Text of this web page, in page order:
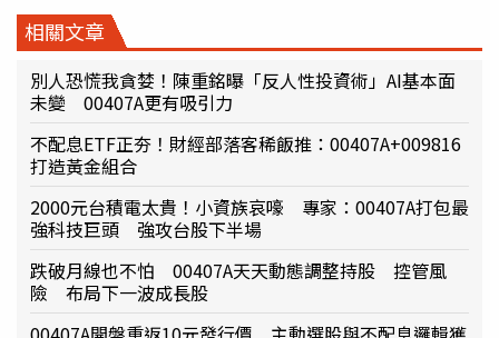
相關文章
別人恐慌我貪婪！陳重銘曝「反人性投資術」AI基本面
未變 00407A更有吸引力
不配息ETF正夯！財經部落客稀飯推：00407A+009816
打造黃金組合
2000元台積電太貴！小資族哀嚎 專家：00407A打包最
強科技巨頭 強攻台股下半場
跌破月線也不怕 00407A天天動態調整持股 控管風
險 布局下一波成長股